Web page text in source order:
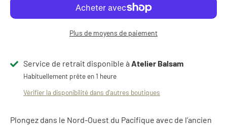
Plus de moyens de paiement
Service de retrait disponible à Atelier Balsam
Habituellement prête en 1 heure
Vérifier la disponibilité dans d'autres boutiques
Plongez dans le Nord-Ouest du Pacifique avec de l’ancien